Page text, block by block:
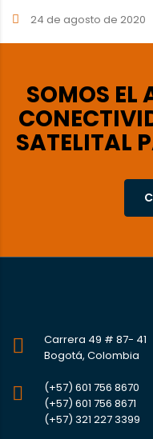
24 de agosto de 2020
SOMOS EL
SATELITAL
Carrera 49 # 87- 41
Bogotá, Colombia
(+57) 601 756 8670
(+57) 601 756 8671
(+57) 321 227 3399